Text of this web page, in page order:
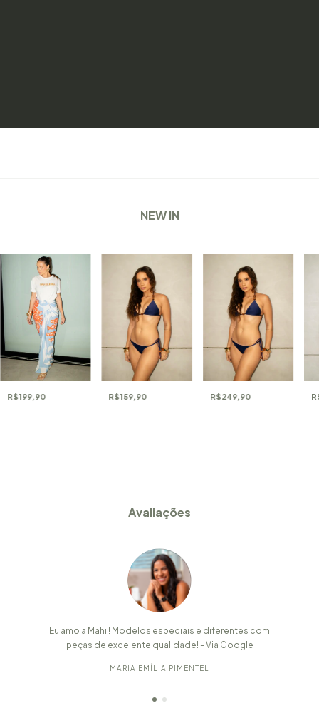
NEW IN
R$199,90 R$159,90 R$249,90
Avaliações
Eu amo a Mahi ! Modelos especiais e diferentes com
peças de excelente qualidade! - Via Google
MARIA EMÍLIA PIMENTEL